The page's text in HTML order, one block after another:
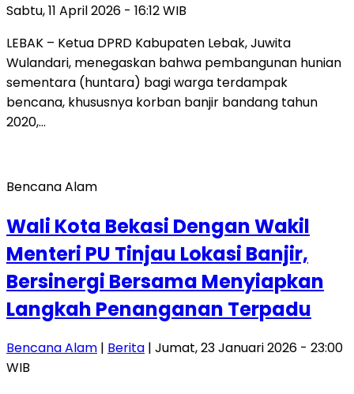
Sabtu, 11 April 2026 - 16:12 WIB
LEBAK – Ketua DPRD Kabupaten Lebak, Juwita
Wulandari, menegaskan bahwa pembangunan hunian
sementara (huntara) bagi warga terdampak
bencana, khususnya korban banjir bandang tahun
2020,…
Bencana Alam
Wali Kota Bekasi Dengan Wakil
Menteri PU Tinjau Lokasi Banjir,
Bersinergi Bersama Menyiapkan
Langkah Penanganan Terpadu
Bencana Alam | Berita | Jumat, 23 Januari 2026 - 23:00
WIB